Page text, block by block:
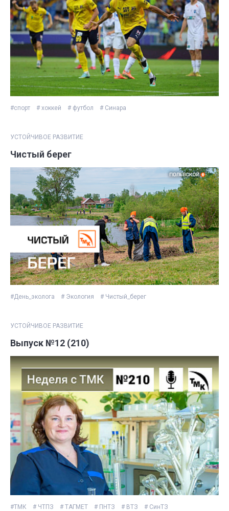
#спорт # хоккей # футбол # Синара
УСТОЙЧИВОЕ РАЗВИТИЕ
Чистый берег
#День_эколога # Экология # Чистый_берег
УСТОЙЧИВОЕ РАЗВИТИЕ
Выпуск №12 (210)
#ТМК # ЧТПЗ # ТАГМЕТ # ПНТЗ # ВТЗ # СинТЗ